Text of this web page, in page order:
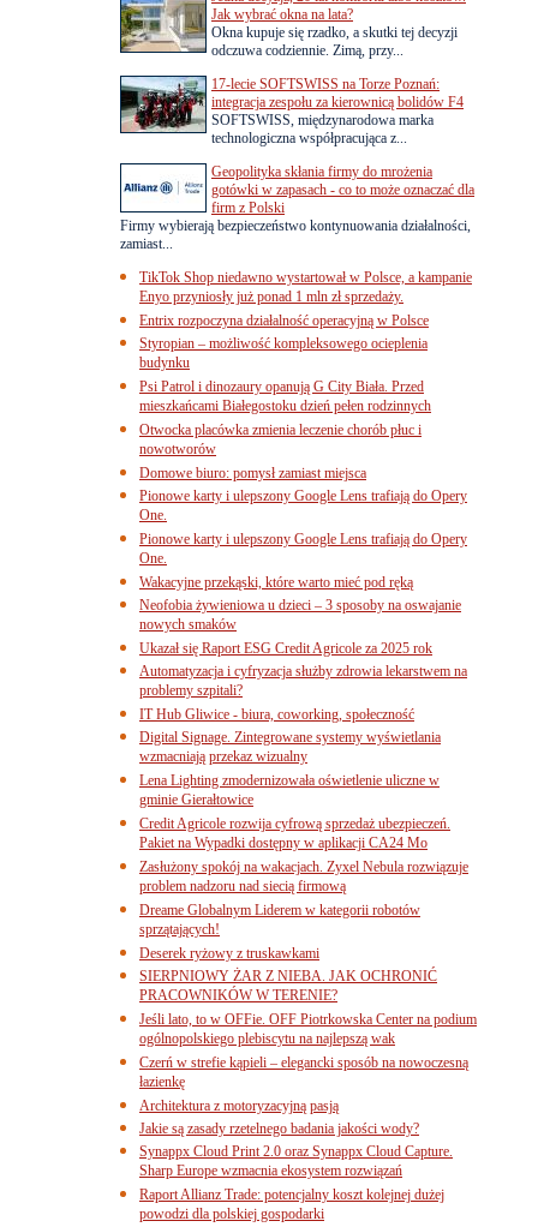
Jak wybrać okna na lata?
Okna kupuje się rzadko, a skutki tej decyzji
odczuwa codziennie. Zimą, przy...
17-lecie SOFTSWISS na Torze Poznań:
integracja zespołu za kierownicą bolidów F4
SOFTSWISS, międzynarodowa marka
technologiczna współpracująca z...
Geopolityka skłania firmy do mrożenia
gotówki w zapasach - co to może oznaczać dla
firm z Polski
Firmy wybierają bezpieczeństwo kontynuowania działalności,
zamiast...
TikTok Shop niedawno wystartował w Polsce, a kampanie
Enyo przyniosły już ponad 1 mln zł sprzedaży.
Entrix rozpoczyna działalność operacyjną w Polsce
Styropian – możliwość kompleksowego ocieplenia
budynku
Psi Patrol i dinozaury opanują G City Biała. Przed
mieszkańcami Białegostoku dzień pełen rodzinnych
Otwocka placówka zmienia leczenie chorób płuc i
nowotworów
Domowe biuro: pomysł zamiast miejsca
Pionowe karty i ulepszony Google Lens trafiają do Opery
One.
Pionowe karty i ulepszony Google Lens trafiają do Opery
One.
Wakacyjne przekąski, które warto mieć pod ręką
Neofobia żywieniowa u dzieci – 3 sposoby na oswajanie
nowych smaków
Ukazał się Raport ESG Credit Agricole za 2025 rok
Automatyzacja i cyfryzacja służby zdrowia lekarstwem na
problemy szpitali?
IT Hub Gliwice - biura, coworking, społeczność
Digital Signage. Zintegrowane systemy wyświetlania
wzmacniają przekaz wizualny
Lena Lighting zmodernizowała oświetlenie uliczne w
gminie Gierałtowice
Credit Agricole rozwija cyfrową sprzedaż ubezpieczeń.
Pakiet na Wypadki dostępny w aplikacji CA24 Mo
Zasłużony spokój na wakacjach. Zyxel Nebula rozwiązuje
problem nadzoru nad siecią firmową
Dreame Globalnym Liderem w kategorii robotów
sprzątających!
Deserek ryżowy z truskawkami
SIERPNIOWY ŻAR Z NIEBA. JAK OCHRONIĆ
PRACOWNIKÓW W TERENIE?
Jeśli lato, to w OFFie. OFF Piotrkowska Center na podium
ogólnopolskiego plebiscytu na najlepszą wak
Czerń w strefie kąpieli – elegancki sposób na nowoczesną
łazienkę
Architektura z motoryzacyjną pasją
Jakie są zasady rzetelnego badania jakości wody?
Synappx Cloud Print 2.0 oraz Synappx Cloud Capture.
Sharp Europe wzmacnia ekosystem rozwiązań
Raport Allianz Trade: potencjalny koszt kolejnej dużej
powodzi dla polskiej gospodarki